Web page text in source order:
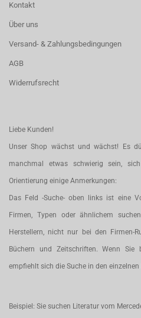
Kontakt
Über uns
Versand- & Zahlungsbedingungen
AGB
Widerrufsrecht
Liebe Kunden!
Unser Shop wächst und wächst! Es
manchmal etwas schwierig sein,
Orientierung einige Anmerkungen:
Das Feld -Suche- oben links ist eine
Firmen, Typen oder ähnlichem
Herstellern, nicht nur bei den Firmen-
Büchern und Zeitschriften. Wenn Sie
empfiehlt sich die Suche in den einzelnen
Beispiel: Sie suchen Literatur vom